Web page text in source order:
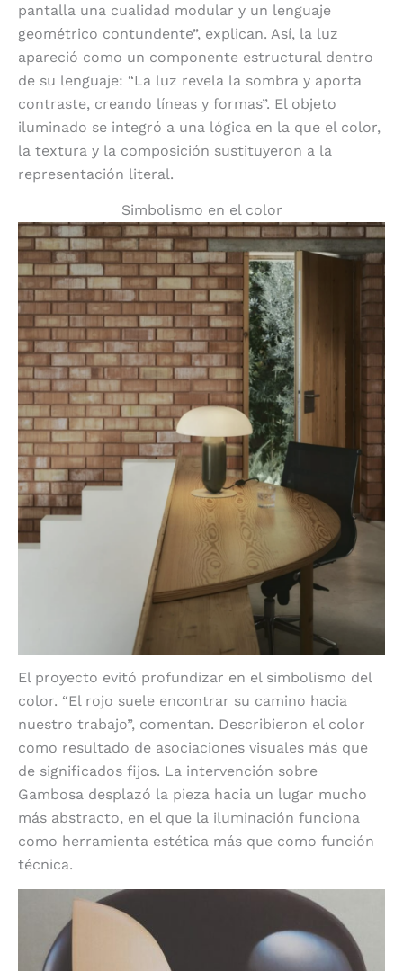
pantalla una cualidad modular y un lenguaje
geométrico contundente”, explican. Así, la luz
apareció como un componente estructural dentro
de su lenguaje: “La luz revela la sombra y aporta
contraste, creando líneas y formas”. El objeto
iluminado se integró a una lógica en la que el color,
la textura y la composición sustituyeron a la
representación literal.
Simbolismo en el color
El proyecto evitó profundizar en el simbolismo del
color. “El rojo suele encontrar su camino hacia
nuestro trabajo”, comentan. Describieron el color
como resultado de asociaciones visuales más que
de significados fijos. La intervención sobre
Gambosa desplazó la pieza hacia un lugar mucho
más abstracto, en el que la iluminación funciona
como herramienta estética más que como función
técnica.